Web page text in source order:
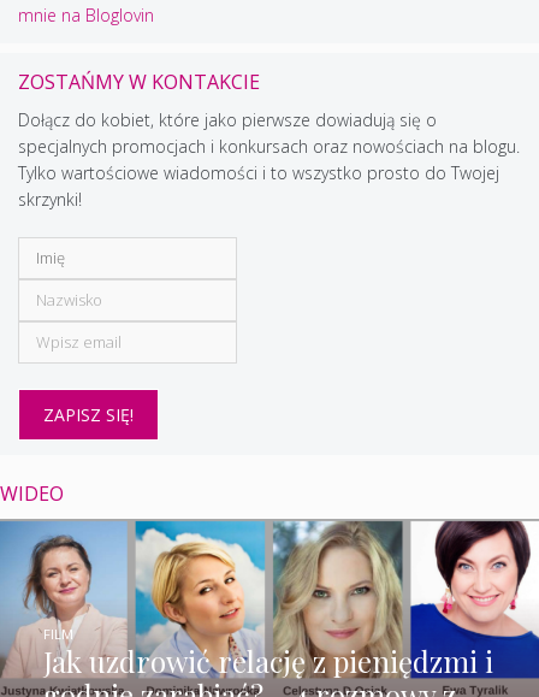
mnie na Bloglovin
ZOSTAŃMY W KONTAKCIE
Dołącz do kobiet, które jako pierwsze dowiadują się o
specjalnych promocjach i konkursach oraz nowościach na blogu.
Tylko wartościowe wiadomości i to wszystko prosto do Twojej
skrzynki!
WIDEO
Jak uzdrowić relację z pieniędzmi i
FILM